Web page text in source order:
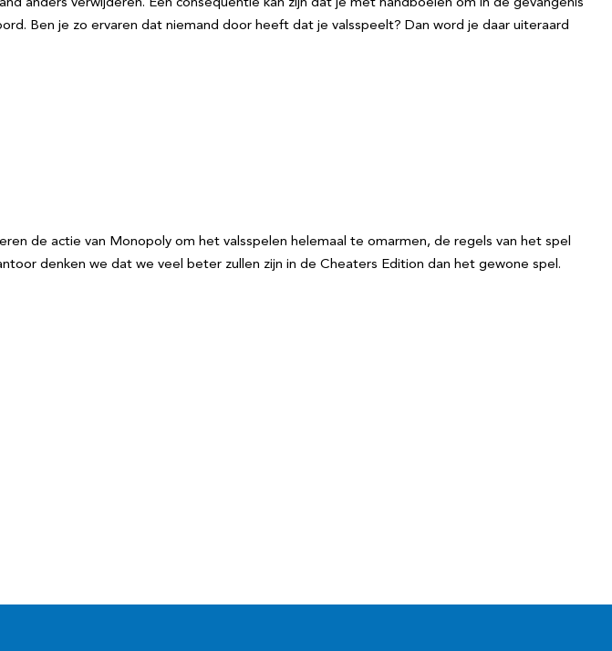
anders verwijderen. Een consequentie kan zijn dat je met handboeien om in de gevangenis
Ben je zo ervaren dat niemand door heeft dat je valsspeelt? Dan word je daar uiteraard
de actie van Monopoly om het valsspelen helemaal te omarmen, de regels van het spel
denken we dat we veel beter zullen zijn in de Cheaters Edition dan het gewone spel.